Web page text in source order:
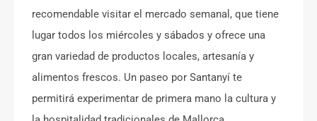
recomendable visitar el mercado semanal, que tiene
lugar todos los miércoles y sábados y ofrece una
gran variedad de productos locales, artesanía y
alimentos frescos. Un paseo por Santanyí te
permitirá experimentar de primera mano la cultura y